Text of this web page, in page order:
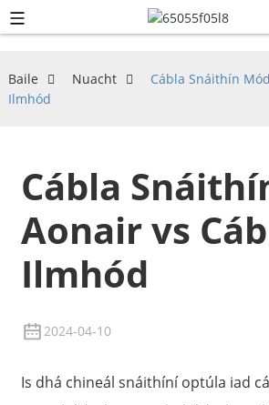
Baile Nuacht
Cábla Snáithín
Ilmhód
Cábla
Aonair vs
Ilmhód
2024-04-10
Is dhá chineál snáithíní optúla iad